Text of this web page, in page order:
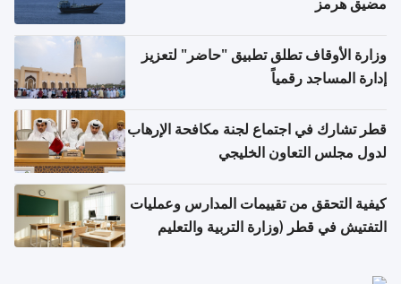
مضيق هرمز
وزارة الأوقاف تطلق تطبيق "حاضر" لتعزيز
إدارة المساجد رقمياً
قطر تشارك في اجتماع لجنة مكافحة الإرهاب
لدول مجلس التعاون الخليجي
كيفية التحقق من تقييمات المدارس وعمليات
التفتيش في قطر (وزارة التربية والتعليم